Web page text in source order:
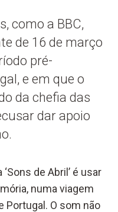
como a BBC,
de 16 de março
pré-
e em que o
da chefia das
dar apoio
de Abril’ é usar
numa viagem
Portugal. O som não